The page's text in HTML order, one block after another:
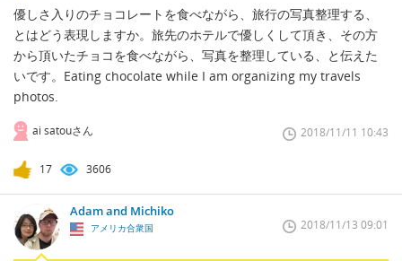
優しさ入りのチョコレートを食べながら、旅行の写真整理する、
とはどう表現しますか。旅先のホテルで優しくして頂き、その方
から頂いたチョコを食べながら、写真を整理している、と伝えた
いです。Eating chocolate while I am organizing my travels
photos.
ai satouさん 2018/11/11 10:43
17 3606
Adam and Michiko
アメリカ合衆国 2018/11/13 09:01